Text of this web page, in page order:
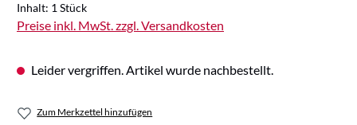
Inhalt: 1 Stück
Preise inkl. MwSt. zzgl. Versandkosten
Leider vergriffen. Artikel wurde nachbestellt.
Zum Merkzettel hinzufügen